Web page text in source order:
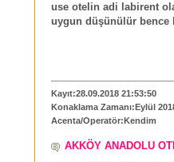
use otelin adi labirent
uygun düşünülür bence
Kayıt:28.09.2018 21:53:50
Konaklama Zamanı:Eylül
Acenta/Operatör:Kendim
AKKÖY ANADOLU